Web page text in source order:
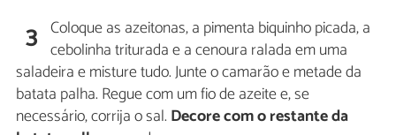
3 Coloque as azeitonas, a pimenta biquinho picada, a
cebolinha triturada e a cenoura ralada em uma
saladeira e misture tudo. Junte o camarão e metade da
batata palha. Regue com um fio de azeite e, se
necessário, corrija o sal. Decore com o restante da